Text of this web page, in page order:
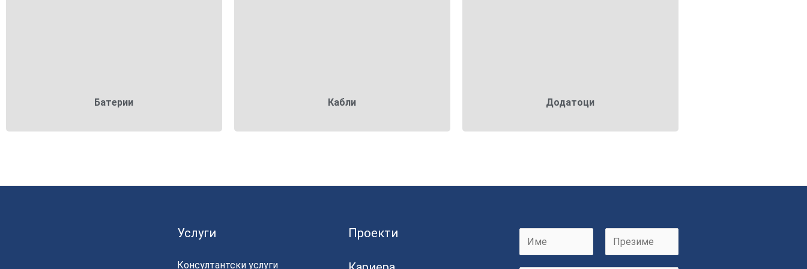
Батерии Кабли Додатоци
Услуги
Консултантски услуги
Проекти